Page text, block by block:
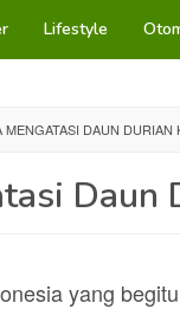
Lifestyle
MENGATASI DAUN DURIAN
Daun
yang